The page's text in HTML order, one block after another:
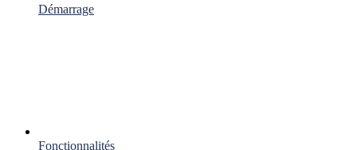
Démarrage
Fonctionnalités